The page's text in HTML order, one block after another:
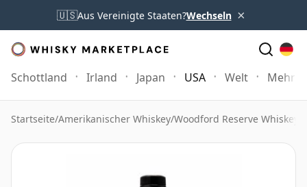
🇺🇸Aus Vereinigte Staaten?Wechseln ×
Schottland Irland Japan USA Welt Mehr
Startseite/Amerikanischer Whiskey/Woodford Reserve Whiskey